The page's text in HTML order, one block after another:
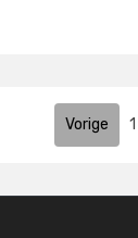
Vorige 1